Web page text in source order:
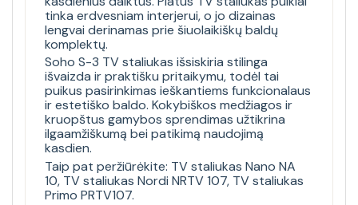
tinka erdvesniam interjerui, o jo dizainas
lengvai derinamas prie šiuolaikiškų baldų
komplektų.
Soho S-3 TV staliukas išsiskiria stilinga
išvaizda ir praktišku pritaikymu, todėl tai
puikus pasirinkimas ieškantiems funkcionalaus
ir estetiško baldo. Kokybiškos medžiagos ir
kruopštus gamybos sprendimas užtikrina
ilgaamžiškumą bei patikimą naudojimą
kasdien.
Taip pat peržiūrėkite: TV staliukas Nano NA
10, TV staliukas Nordi NRTV 107, TV staliukas
Primo PRTV107.